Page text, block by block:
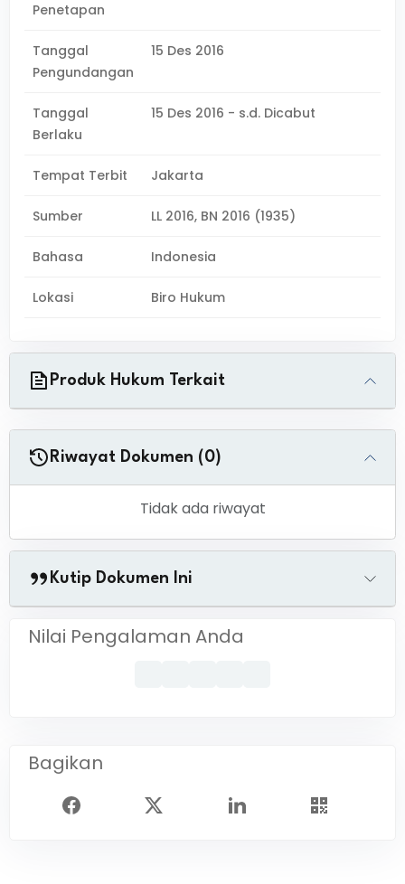
Penetapan
Tanggal
Pengundangan
15 Des 2016
Tanggal
Berlaku
15 Des 2016 - s.d. Dicabut
Tempat Terbit Jakarta
Sumber LL 2016, BN 2016 (1935)
Bahasa Indonesia
Lokasi Biro Hukum
Produk Hukum Terkait
Riwayat Dokumen (0)
Tidak ada riwayat
Kutip Dokumen Ini
Nilai Pengalaman Anda
Bagikan